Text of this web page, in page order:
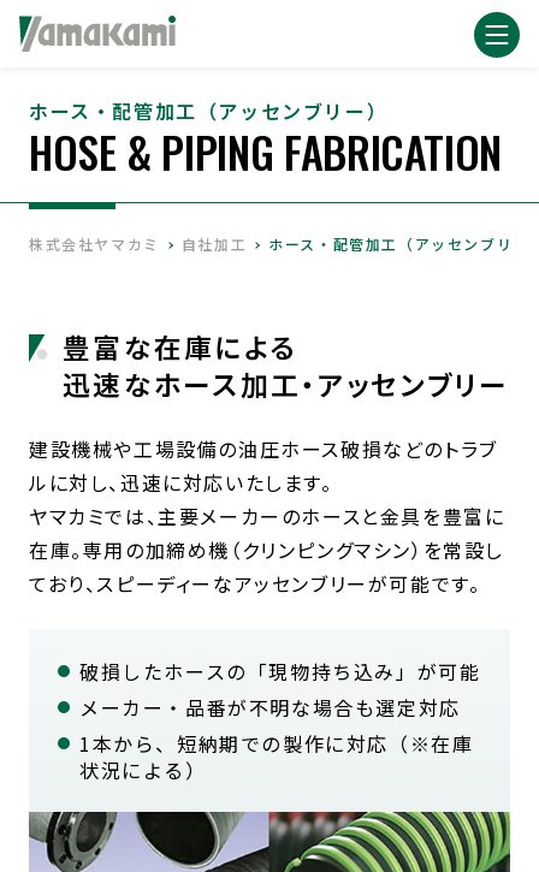
ホース・配管加工（アッセンブリー）
HOSE & PIPING FABRICATION
株式会社ヤマカミ 自社加工 ホース・配管加工（アッセンブリー
豊富な在庫による
迅速なホース加工・アッセンブリー
建設機械や工場設備の油圧ホース破損などのトラブ
ルに対し、迅速に対応いたします。
ヤマカミでは、主要メーカーのホースと金具を豊富に
在庫。専用の加締め機（クリンピングマシン）を常設し
ており、スピーディーなアッセンブリーが可能です。
破損したホースの「現物持ち込み」が可能
メーカー・品番が不明な場合も選定対応
1本から、短納期での製作に対応（※在庫
状況による）